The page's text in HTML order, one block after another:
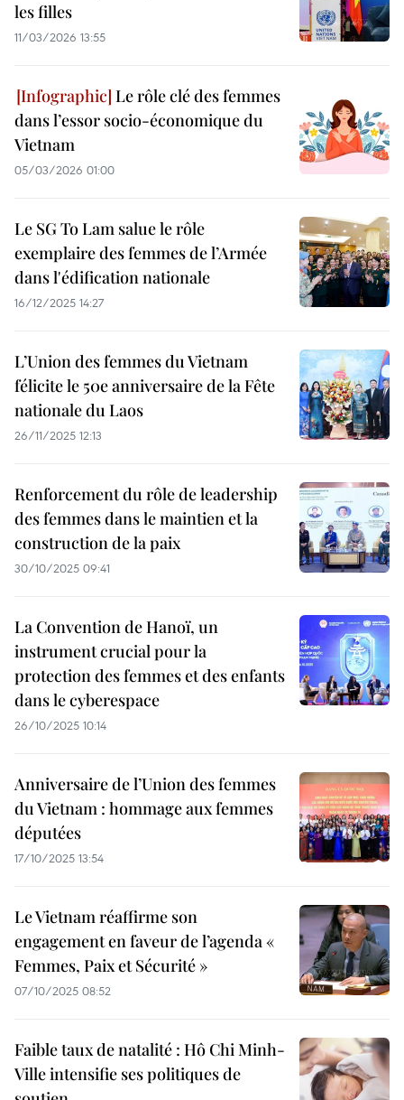
les filles
11/03/2026 13:55
Le rôle clé des femmes
dans l’essor socio-économique du
Vietnam
05/03/2026 01:00
Le SG To Lam salue le rôle
exemplaire des femmes de l’Armée
dans l'édification nationale
16/12/2025 14:27
L’Union des femmes du Vietnam
félicite le 50e anniversaire de la Fête
nationale du Laos
26/11/2025 12:13
Renforcement du rôle de leadership
des femmes dans le maintien et la
construction de la paix
30/10/2025 09:41
La Convention de Hanoï, un
instrument crucial pour la
protection des femmes et des enfants
dans le cyberespace
26/10/2025 10:14
Anniversaire de l’Union des femmes
du Vietnam : hommage aux femmes
députées
17/10/2025 13:54
Le Vietnam réaffirme son
engagement en faveur de l’agenda «
Femmes, Paix et Sécurité »
07/10/2025 08:52
Faible taux de natalité : Hô Chi Minh-
Ville intensifie ses politiques de